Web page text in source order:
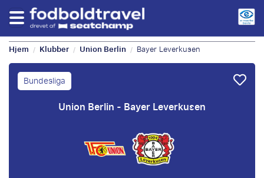
Hjem / Klubber / Union Berlin / Bayer Leverkusen
Bundesliga
Union Berlin - Bayer Leverkusen